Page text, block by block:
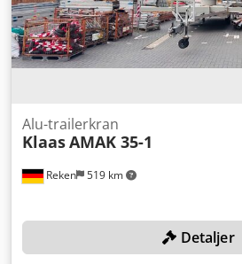
Reken 519 km
Alu-trailerkran
KlaasAMAK 35-1
Detaljer